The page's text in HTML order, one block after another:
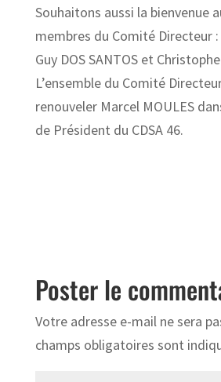
Souhaitons aussi la bienvenue
membres du Comité Directeur :
Guy DOS SANTOS et
L’ensemble du Comité
renouveler Marcel MOULES
de Président du CDSA 46.
Poster le
Votre adresse e-mail ne sera
champs obligatoires sont